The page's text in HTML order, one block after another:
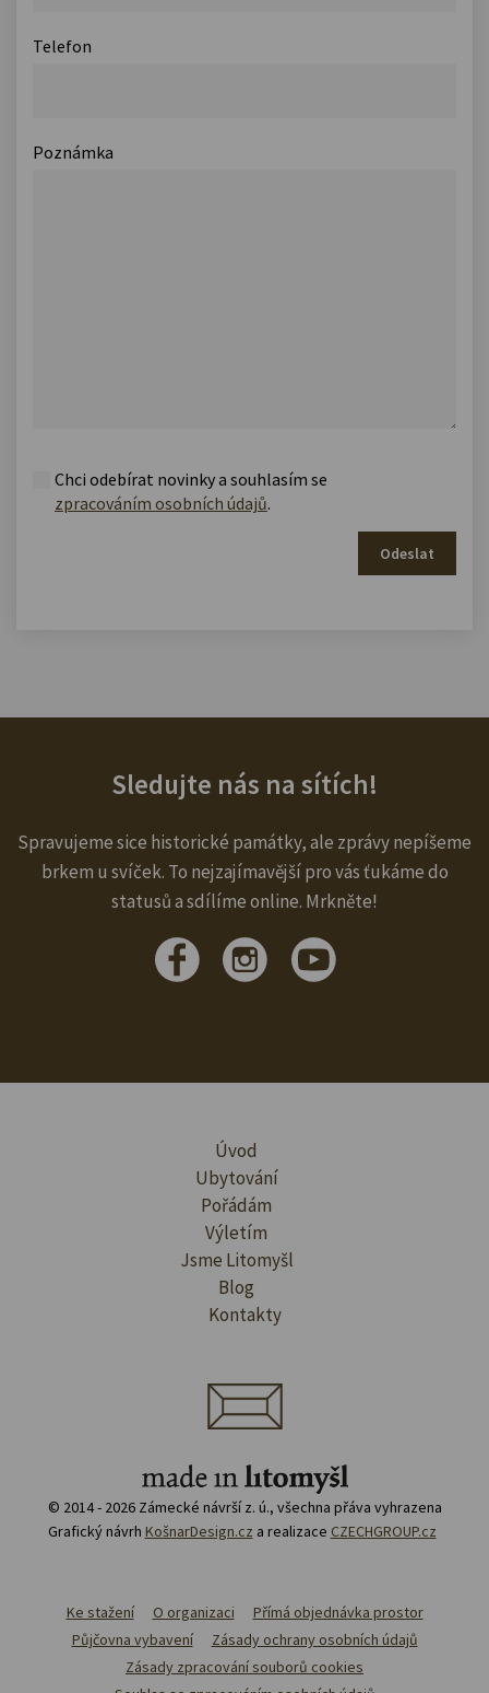
Telefon
Poznámka
Chci odebírat novinky a souhlasím se
zpracováním osobních údajů.
Odeslat
Sledujte nás na sítích!
Spravujeme sice historické památky, ale zprávy nepíšeme
brkem u svíček. To nejzajímavější pro vás ťukáme do
statusů a sdílíme online. Mrkněte!
Úvod
Ubytování
Pořádám
Výletím
Jsme Litomyšl
Blog
Kontakty
© 2014 - 2026 Zámecké návrší z. ú., všechna přáva vyhrazena
Grafický návrh KošnarDesign.cz a realizace CZECHGROUP.cz
Ke stažení O organizaci
Přímá objednávka prostor
Půjčovna vybavení
Zásady ochrany osobních údajů
Zásady zpracování souborů cookies